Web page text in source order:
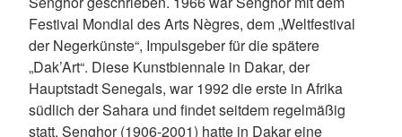
Festival Mondial des Arts Nègres, dem „Weltfestival
der Negerkünste“, Impulsgeber für die spätere
„Dak’Art“. Diese Kunstbiennale in Dakar, der
Hauptstadt Senegals, war 1992 die erste in Afrika
südlich der Sahara und findet seitdem regelmäßig
statt. Senghor (1906-2001) hatte in Dakar eine